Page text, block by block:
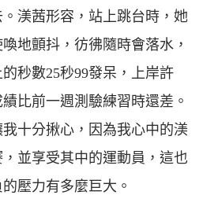
渼茜形容，站上跳台時，她
地顫抖，彷彿隨時會落水，
秒數25秒99發呆，上岸許
比前一週測驗練習時還差。
十分揪心，因為我心中的渼
並享受其中的運動員，這也
壓力有多麼巨大。